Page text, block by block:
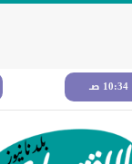
10:34 صـ